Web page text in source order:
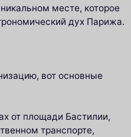
месте, которое
дух Парижа.
вот основные
от площади Бастилии,
транспорте,